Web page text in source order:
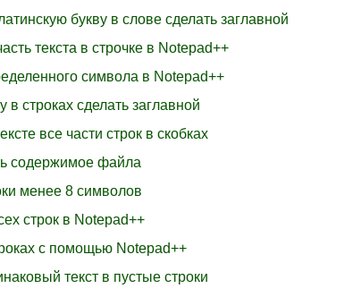
букву в слове сделать заглавной
текста в строчке в Notepad++
символа в Notepad++
строках сделать заглавной
все части строк в скобках
содержимое файла
менее 8 символов
строк в Notepad++
с помощью Notepad++
текст в пустые строки